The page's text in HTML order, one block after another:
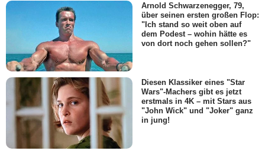
Arnold Schwarzenegger, 79,
über seinen ersten großen Flop:
"Ich stand so weit oben auf
dem Podest – wohin hätte es
von dort noch gehen sollen?"
Diesen Klassiker eines "Star
Wars"-Machers gibt es jetzt
erstmals in 4K – mit Stars aus
"John Wick" und "Joker" ganz
in jung!